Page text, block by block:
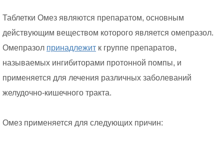
Таблетки Омез являются препаратом, основным
действующим веществом которого является омепразол.
Омепразол принадлежит к группе препаратов,
называемых ингибиторами протонной помпы, и
применяется для лечения различных заболеваний
желудочно-кишечного тракта.
Омез применяется для следующих причин: